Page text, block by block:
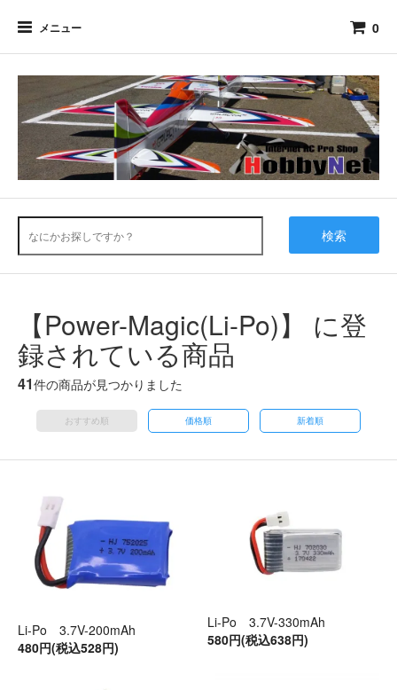
メニュー 0
検索
【Power-Magic(Li-Po)】 に登
録されている商品
41件の商品が見つかりました
おすすめ順 価格順 新着順
Li-Po 3.7V-200mAh
480円(税込528円)
Li-Po 3.7V-330mAh
580円(税込638円)